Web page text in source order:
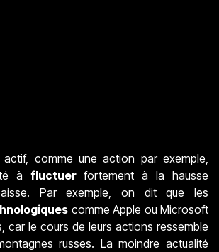
comme une action par exemple,
à fluctuerfortement à la hausse
Par exemple, on dit que les
comme Apple ou Microsoft
car le cours de leurs actions ressemble
russes. La moindre actualité